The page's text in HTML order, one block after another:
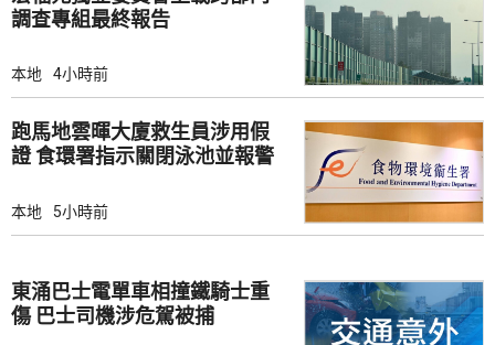
調查專組最終報告
本地 4小時前
跑馬地雲暉大廈救生員涉用假
證 食環署指示關閉泳池並報警
本地 5小時前
東涌巴士電單車相撞鐵騎士重
傷 巴士司機涉危駕被捕